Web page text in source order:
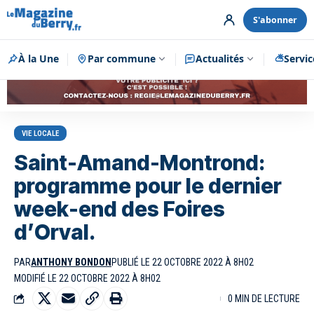
S'abonner
À la Une Par commune Actualités
Publicité
VIE LOCALE
Saint-Amand-Montrond:
programme pour le dernier
week-end des Foires
d’Orval.
PARANTHONY BONDON PUBLIÉ LE 22 OCTOBRE 2022 À 8H02
MODIFIÉ LE 22 OCTOBRE 2022 À 8H02
0 MIN DE LECTURE